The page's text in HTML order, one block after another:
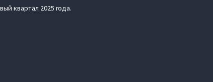
квартал 2025 года.